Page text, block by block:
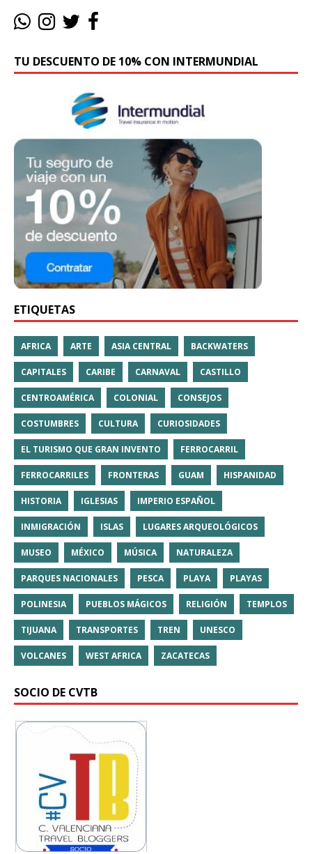
TU DESCUENTO DE 10% CON INTERMUNDIAL
ETIQUETAS
AFRICA ARTE ASIA CENTRAL BACKWATERS
CAPITALES CARIBE CARNAVAL CASTILLO
CENTROAMÉRICA COLONIAL CONSEJOS
COSTUMBRES CULTURA CURIOSIDADES
EL TURISMO QUE GRAN INVENTO FERROCARRIL
FERROCARRILES FRONTERAS GUAM HISPANIDAD
HISTORIA IGLESIAS IMPERIO ESPAÑOL
INMIGRACIÓN ISLAS LUGARES ARQUEOLÓGICOS
MUSEO MÉXICO MÚSICA NATURALEZA
PARQUES NACIONALES PESCA PLAYA PLAYAS
POLINESIA PUEBLOS MÁGICOS RELIGIÓN TEMPLOS
TIJUANA TRANSPORTES TREN UNESCO
VOLCANES WEST AFRICA ZACATECAS
SOCIO DE CVTB